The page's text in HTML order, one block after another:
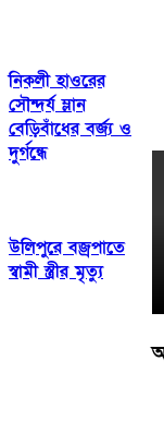
নিকলী হাওরের
সৌন্দর্য ম্লান
বেড়িবাঁধের বর্জ্য ও
দুর্গন্ধে
উলিপুরে বজ্রপাতে
স্বামী স্ত্রীর মৃত্যু